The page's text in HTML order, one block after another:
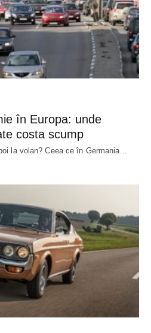
în Europa: unde
costa scump
la volan? Ceea ce în Germania…